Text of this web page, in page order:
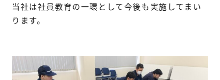
新卒採用
一般事業主行動計画
当社は社員教育の一環として今後も実施してまい
ります。